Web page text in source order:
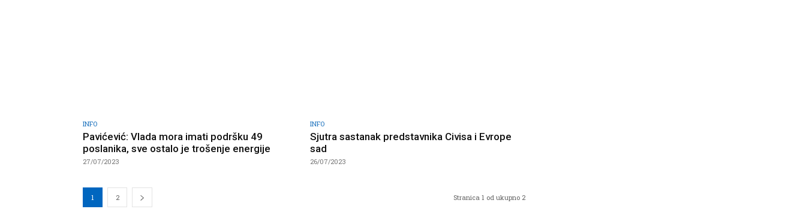
INFO
Pavićević: Vlada mora imati podršku 49
poslanika, sve ostalo je trošenje energije
27/07/2023
INFO
Sjutra sastanak predstavnika Civisa i Evrope
sad
26/07/2023
1 2 Stranica 1 od ukupno 2